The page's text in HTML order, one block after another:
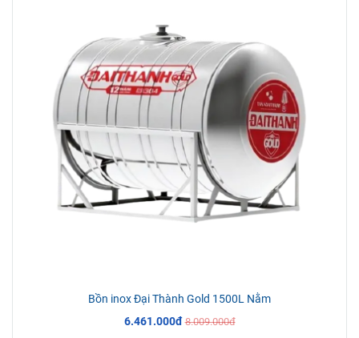
Bồn inox Đại Thành Gold 1500L Nằm
6.461.000đ 8.009.000đ